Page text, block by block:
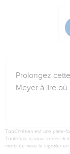
Prolongez
Meyer à lire
TopChrétien est une plate-
Toutefois, si vous veniez à
merci de nous le signaler en